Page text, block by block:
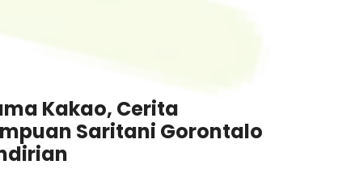
Kakao, Cerita
Saritani Gorontalo